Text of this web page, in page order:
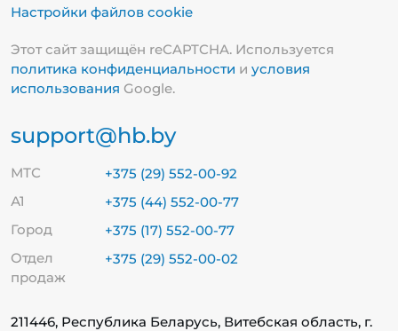
Настройки файлов cookie
Этот сайт защищён reCAPTCHA. Используется
политика конфиденциальности и условия
использования Google.
support@hb.by
МТС
+375 (29) 552-00-92
А1
+375 (44) 552-00-77
Город
+375 (17) 552-00-77
Отдел
продаж
+375 (29) 552-00-02
211446, Республика Беларусь, Витебская область, г.